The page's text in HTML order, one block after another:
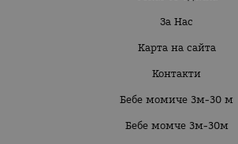
За Нас
Карта на сайта
Контакти
Бебе момиче 3м-30 м
Бебе момче 3м-30м